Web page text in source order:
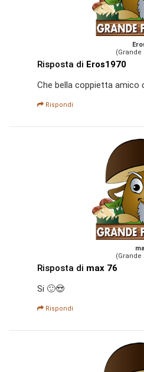
(Grande
Risposta di Eros1970
Che bella coppietta amico
Rispondi
(Grande
Risposta di max 76
Si 🙂😍
Rispondi